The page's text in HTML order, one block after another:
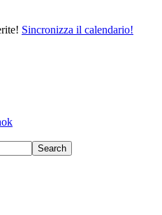
Sincronizza il calendario!